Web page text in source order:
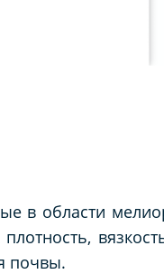
в области
почвы.